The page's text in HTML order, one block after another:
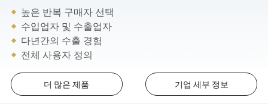
높은 반복 구매자 선택
수입업자 및 수출업자
다년간의 수출 경험
전체 사용자 정의
더 많은 제품 기업 세부 정보